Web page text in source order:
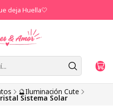
deja Huella🤍
🔮Iluminación Cute
Sistema Solar